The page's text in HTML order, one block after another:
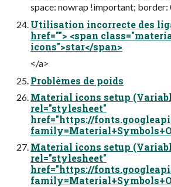
space: nowrap !important; border:
Utilisation incorrecte des
href=""> <span
icons">star</span>
</a>
Problèmes de poids
Material icons setup
rel="stylesheet"
href="https://
Material icons setup
rel="stylesheet"
href="https://